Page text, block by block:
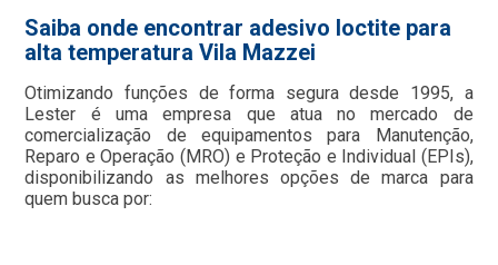
Saiba onde encontrar adesivo loctite para
alta temperatura Vila Mazzei
Otimizando funções de forma segura desde 1995, a
Lester é uma empresa que atua no mercado de
comercialização de equipamentos para Manutenção,
Reparo e Operação (MRO) e Proteção e Individual (EPIs),
disponibilizando as melhores opções de marca para
quem busca por: